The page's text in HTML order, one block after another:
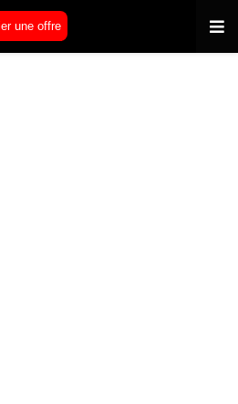
une offre